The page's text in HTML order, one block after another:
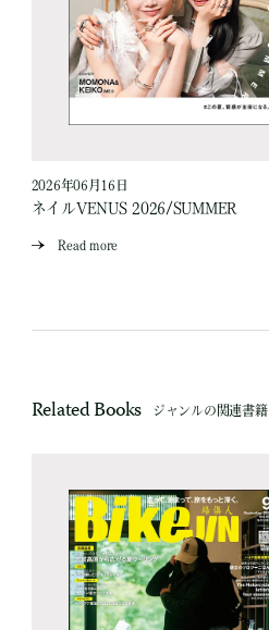
2026年06月16日
ネイルVENUS 2026/SUMMER
Read more
Related Books ジャンルの関連書籍